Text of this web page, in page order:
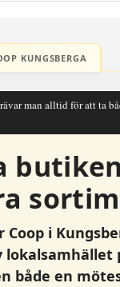
KUNGSBERGA
man alltid för att ta
Coop i
lokalsamhället
både en